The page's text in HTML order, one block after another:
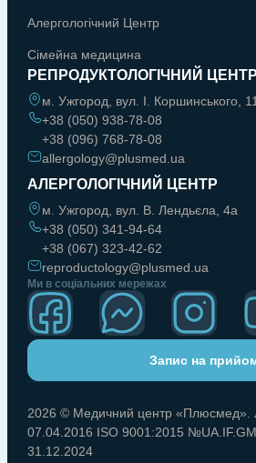
Алергологічний Центр
Сімейна медицина
РЕПРОДУКТОЛОГІЧНИЙ ЦЕНТР
м. Ужгород, вул. І. Коршинського,
+38 (050) 938-78-08
+38 (096) 768-78-08
allergology@plusmed.ua
АЛЕРГОЛОГІЧНИЙ ЦЕНТР
м. Ужгород, вул. В. Лендьєла, 4а
+38 (050) 341-94-64
+38 (067) 323-42-62
reproductology@plusmed.ua
Ми в соціальних мережах
Запис на
2026 © Медичний центр «Плюсмед».
07.04.2016 ISO 9001:2015
31.12.2024